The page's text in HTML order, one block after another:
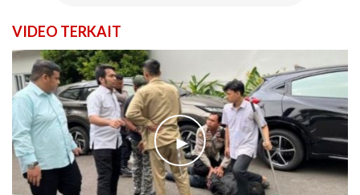
VIDEO TERKAIT
►